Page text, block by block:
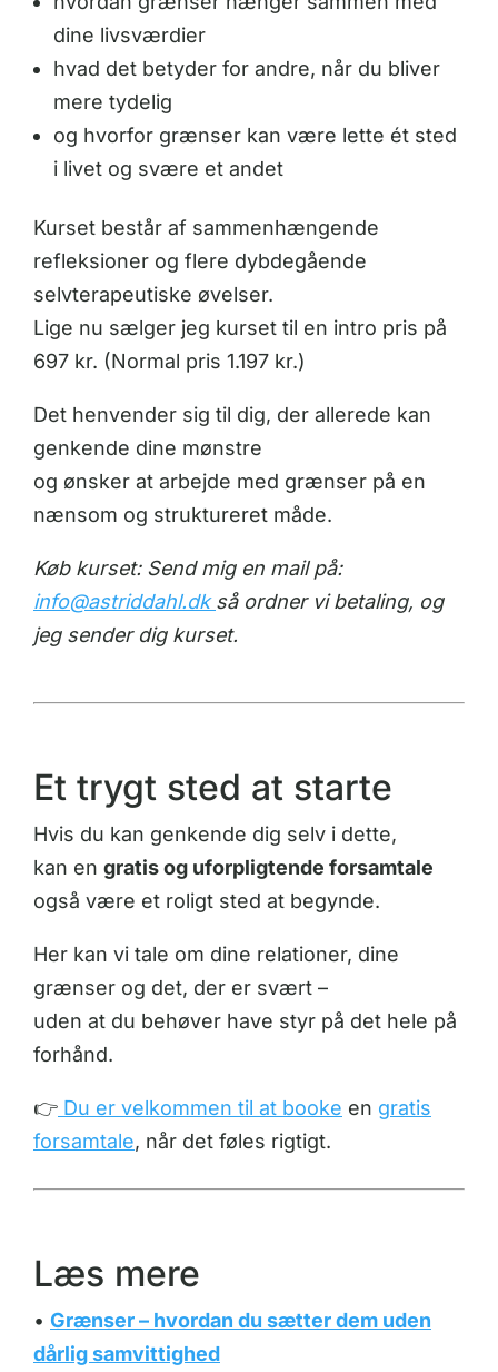
dine livsværdier
hvad det betyder for andre, når du bliver
mere tydelig
og hvorfor grænser kan være lette ét sted
i livet og svære et andet
Kurset består af sammenhængende
refleksioner og flere dybdegående
selvterapeutiske øvelser.
Lige nu sælger jeg kurset til en intro pris på
697 kr. (Normal pris 1.197 kr.)
Det henvender sig til dig, der allerede kan
genkende dine mønstre
og ønsker at arbejde med grænser på en
nænsom og struktureret måde.
Køb kurset: Send mig en mail på:
info@astriddahl.dkså ordner vi betaling, og
jeg sender dig kurset.
Et trygt sted at starte
Hvis du kan genkende dig selv i dette,
kan en gratis og uforpligtende forsamtale
også være et roligt sted at begynde.
Her kan vi tale om dine relationer, dine
grænser og det, der er svært –
uden at du behøver have styr på det hele på
forhånd.
👉 Du er velkommen til at booke en gratis
forsamtale, når det føles rigtigt.
Læs mere
• Grænser – hvordan du sætter dem uden
dårlig samvittighed